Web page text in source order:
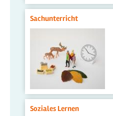
Sachunterricht
Soziales Lernen